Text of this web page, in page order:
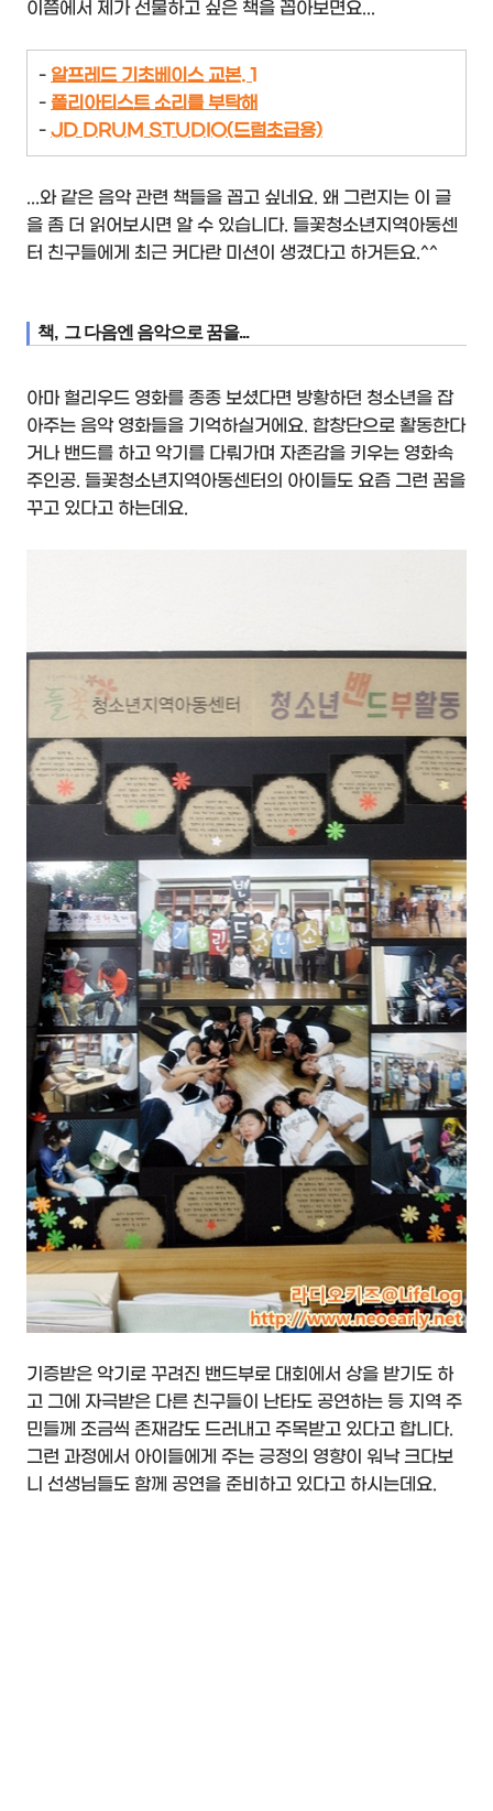
이쯤에서 제가 선물하고 싶은 책을 꼽아보면요...
- 알프레드 기초베이스 교본. 1
- 폴리아티스트 소리를 부탁해
- JD DRUM STUDIO(드럼초급용)
...와 같은 음악 관련 책들을 꼽고 싶네요. 왜 그런지는 이 글
을 좀 더 읽어보시면 알 수 있습니다. 들꽃청소년지역아동센
터 친구들에게 최근 커다란 미션이 생겼다고 하거든요.^^
책, 그 다음엔 음악으로 꿈을...
아마 헐리우드 영화를 종종 보셨다면 방황하던 청소년을 잡
아주는 음악 영화들을 기억하실거에요. 합창단으로 활동한다
거나 밴드를 하고 악기를 다뤄가며 자존감을 키우는 영화속
주인공. 들꽃청소년지역아동센터의 아이들도 요즘 그런 꿈을
꾸고 있다고 하는데요.
기증받은 악기로 꾸려진 밴드부로 대회에서 상을 받기도 하
고 그에 자극받은 다른 친구들이 난타도 공연하는 등 지역 주
민들께 조금씩 존재감도 드러내고 주목받고 있다고 합니다.
그런 과정에서 아이들에게 주는 긍정의 영향이 워낙 크다보
니 선생님들도 함께 공연을 준비하고 있다고 하시는데요.